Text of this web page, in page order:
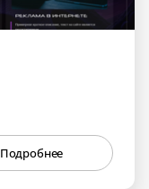
Подробнее